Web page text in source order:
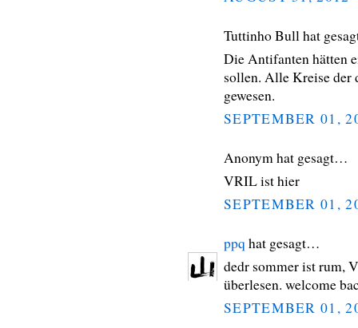
Tuttinho Bull hat
Die Antifanten hätten
sollen. Alle Kreise der
gewesen.
SEPTEMBER 01,
Anonym hat gesagt…
VRIL ist hier
SEPTEMBER 01,
ppq hat gesagt…
dedr sommer ist rum,
überlesen. welcome
SEPTEMBER 01,